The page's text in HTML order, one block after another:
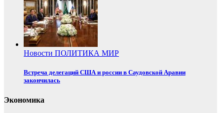
Новости ПОЛИТИКА МИР
Встреча делегаций США и россии в Саудовской Аравии
закончилась
Экономика